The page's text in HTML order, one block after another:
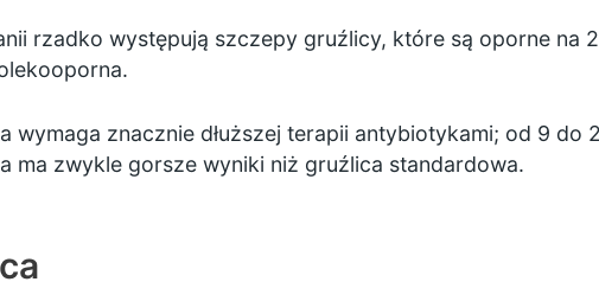
rzadko występują szczepy gruźlicy, które są oporne na
wymaga znacznie dłuższej terapii antybiotykami; od 9 do
ma zwykle gorsze wyniki niż gruźlica standardowa.